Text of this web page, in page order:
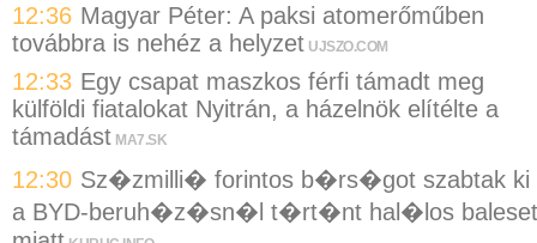
12:36 Magyar Péter: A paksi atomerőműben
továbbra is nehéz a helyzet UJSZO.COM
12:33 Egy csapat maszkos férfi támadt meg
külföldi fiatalokat Nyitrán, a házelnök elítélte a
támadást MA7.SK
12:30 Sz�zmilli� forintos b�rs�got szabtak ki
a BYD-beruh�z�sn�l t�rt�nt hal�los baleset